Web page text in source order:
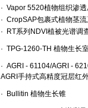
· Vapor 5520植物组织渗
· CropSAP包裹式植物茎
· RT系列NDVI植被光谱调
· TPG-1260-TH 植物生长
· AGRI - 61104/AGRI -
AGRI手持式高精度冠层红
· Bullitin 植物生长锥